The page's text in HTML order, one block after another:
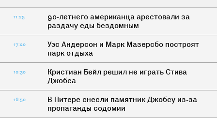
11:25
90-летнего американца арестовали за
раздачу еды бездомным
17:20
Уэс Андерсон и Марк Мазерсбо построят
парк отдыха
10:30
Кристиан Бейл решил не играть Стива
Джобса
16:50
В Питере снесли памятник Джобсу из-за
пропаганды содомии